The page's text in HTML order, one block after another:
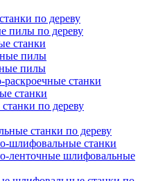
по дереву
пилы по дереву
станки
пилы
пилы
станки
станки
по дереву
станки по дереву
шлифовальные станки
ленточные шлифовальные